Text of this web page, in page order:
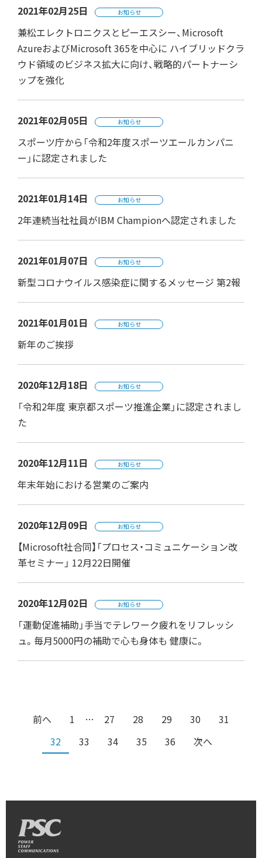
2021年02月25日 お知らせ
兼松エレクトロニクスとピーエスシー、Microsoft
AzureおよびMicrosoft 365を中心に ハイブリッドクラ
ウド領域のビジネス拡大に向け、戦略的パートナーシ
ップを強化
2021年02月05日 お知らせ
スポーツ庁から「令和2年度スポーツエールカンパニ
ー」に認定されました
2021年01月14日 お知らせ
2年連続当社社員がIBM Championへ認定されました
2021年01月07日 お知らせ
新型コロナウイルス感染症に関するメッセージ 第2報
2021年01月01日 お知らせ
新年のご挨拶
2020年12月18日 お知らせ
「令和2年度 東京都スポーツ推進企業」に認定されまし
た
2020年12月11日 お知らせ
年末年始における営業のご案内
2020年12月09日 お知らせ
【Microsoft社合同】「プロセス・コミュニケーション改
革セミナー」 12月22日開催
2020年12月02日 お知らせ
「運動促進補助」手当でテレワーク疲れをリフレッシ
ュ。毎月5000円の補助で心も身体も 健康に。
前へ 1 … 27 28 29 30
31
32
33 34 35 36 次へ